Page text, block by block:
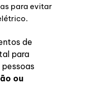
para evitar
de
para
ou